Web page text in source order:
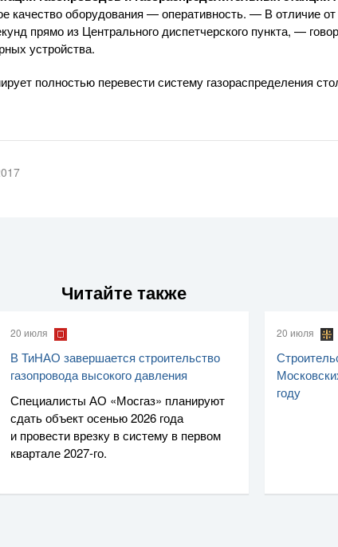
качество оборудования — оперативность. — В отличие от
прямо из Центрального диспетчерского пункта, —
устройства.
полностью перевести систему газораспределения
Читайте также
20 июля
В ТиНАО завершается строительство
газопровода высокого давления
СпециалистыАО «Мосгаз» планируют
сдать объект осенью 2026 года
и провести врезку в систему в первом
квартале2027-го.
20 июля
году